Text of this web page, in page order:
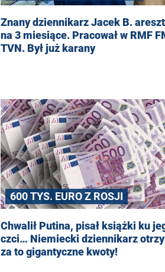
Znany dziennikarz Jacek B.
na 3 miesiące. Pracował w RMF
TVN. Był już karany
600 TYS. EURO Z ROSJI
Chwalił Putina, pisał książki ku
czci… Niemiecki dziennikarz
za to gigantyczne kwoty!